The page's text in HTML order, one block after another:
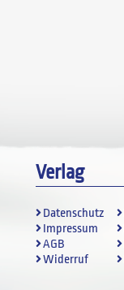
Verlag
Datenschutz
Impressum
AGB
Widerruf